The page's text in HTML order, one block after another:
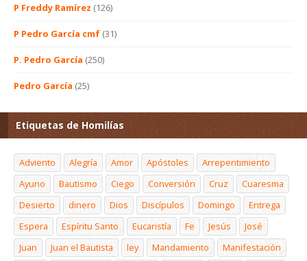
P Freddy Ramírez (126)
P Pedro García cmf (31)
P. Pedro García (250)
Pedro García (25)
Etiquetas de Homilías
Adviento Alegría Amor Apóstoles
Arrepentimiento
Ayuno
Bautismo Ciego Conversión Cruz
Cuaresma
Desierto
dinero Dios Discípulos Domingo
Entrega
Espera
Espíritu Santo Eucaristía Fe Jesús
José
Juan
Juan el Bautista ley Mandamiento
Manifestación